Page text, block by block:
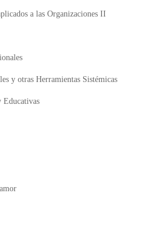
a las Organizaciones II
y otras Herramientas Sistémicas
Educativas